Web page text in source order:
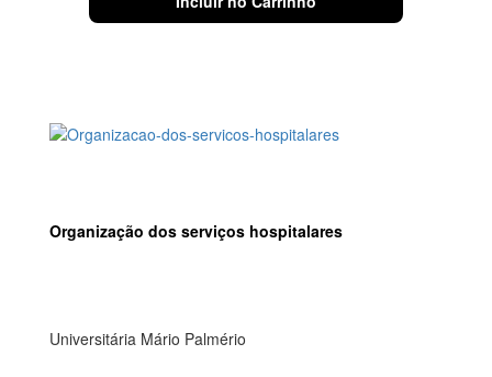
Organização dos serviços hospitalares
Universitária Mário Palmério